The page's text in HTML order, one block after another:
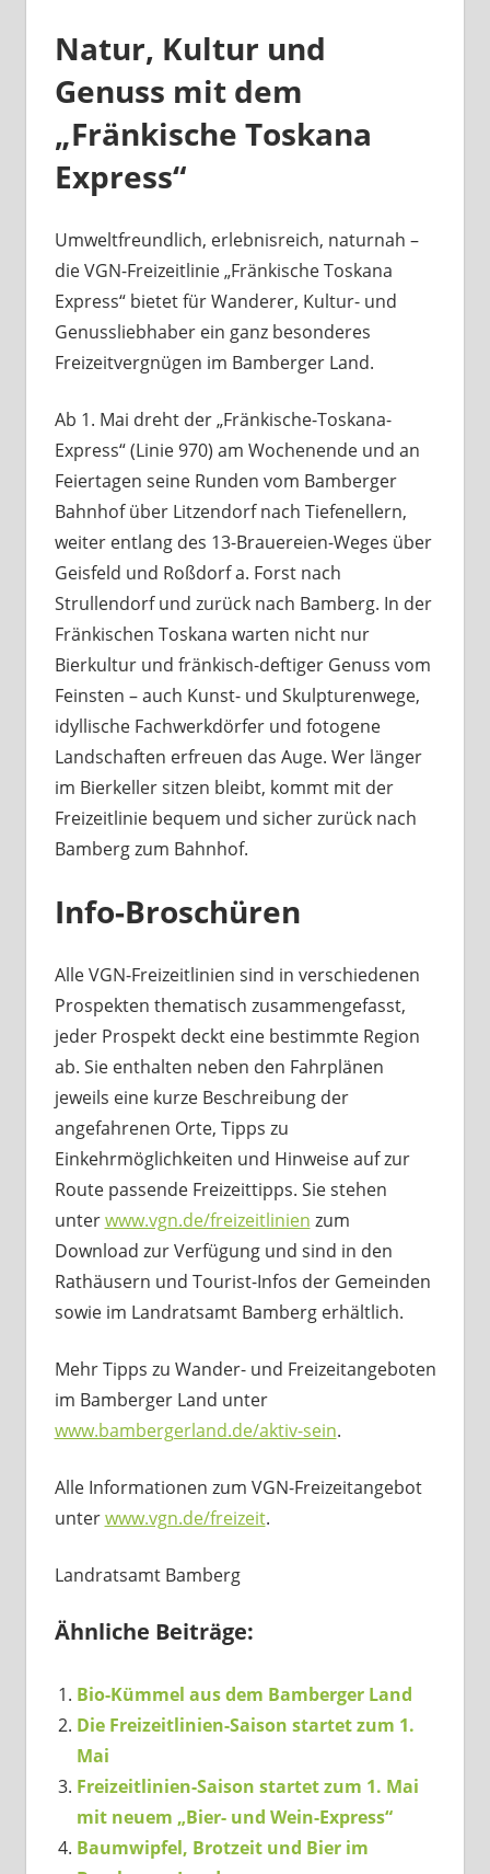
Natur, Kultur und
Genuss mit dem
„Fränkische Toskana
Express“
Umweltfreundlich, erlebnisreich, naturnah –
die VGN-Freizeitlinie „Fränkische Toskana
Express“ bietet für Wanderer, Kultur- und
Genussliebhaber ein ganz besonderes
Freizeitvergnügen im Bamberger Land.
Ab 1. Mai dreht der „Fränkische-Toskana-
Express“ (Linie 970) am Wochenende und an
Feiertagen seine Runden vom Bamberger
Bahnhof über Litzendorf nach Tiefenellern,
weiter entlang des 13-Brauereien-Weges über
Geisfeld und Roßdorf a. Forst nach
Strullendorf und zurück nach Bamberg. In der
Fränkischen Toskana warten nicht nur
Bierkultur und fränkisch-deftiger Genuss vom
Feinsten – auch Kunst- und Skulpturenwege,
idyllische Fachwerkdörfer und fotogene
Landschaften erfreuen das Auge. Wer länger
im Bierkeller sitzen bleibt, kommt mit der
Freizeitlinie bequem und sicher zurück nach
Bamberg zum Bahnhof.
Info-Broschüren
Alle VGN-Freizeitlinien sind in verschiedenen
Prospekten thematisch zusammengefasst,
jeder Prospekt deckt eine bestimmte Region
ab. Sie enthalten neben den Fahrplänen
jeweils eine kurze Beschreibung der
angefahrenen Orte, Tipps zu
Einkehrmöglichkeiten und Hinweise auf zur
Route passende Freizeittipps. Sie stehen
unterwww.vgn.de/freizeitlinien zum
Download zur Verfügung und sind in den
Rathäusern und Tourist-Infos der Gemeinden
sowie im Landratsamt Bamberg erhältlich.
Mehr Tipps zu Wander- und Freizeitangeboten
im Bamberger Land unter
www.bambergerland.de/aktiv-sein.
Alle Informationen zum VGN-Freizeitangebot
unterwww.vgn.de/freizeit.
Landratsamt Bamberg
Ähnliche Beiträge:
Bio-Kümmel aus dem Bamberger Land
Die Freizeitlinien-Saison startet zum 1.
Mai
Freizeitlinien-Saison startet zum 1. Mai
mit neuem „Bier- und Wein-Express“
Baumwipfel, Brotzeit und Bier im